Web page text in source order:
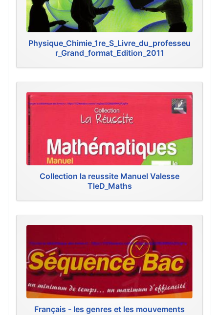
Physique_Chimie_1re_S_Livre_du_professeu
r_Grand_format_Edition_2011
Collection la reussite Manuel Valesse
TleD_Maths
Français - les genres et les mouvements